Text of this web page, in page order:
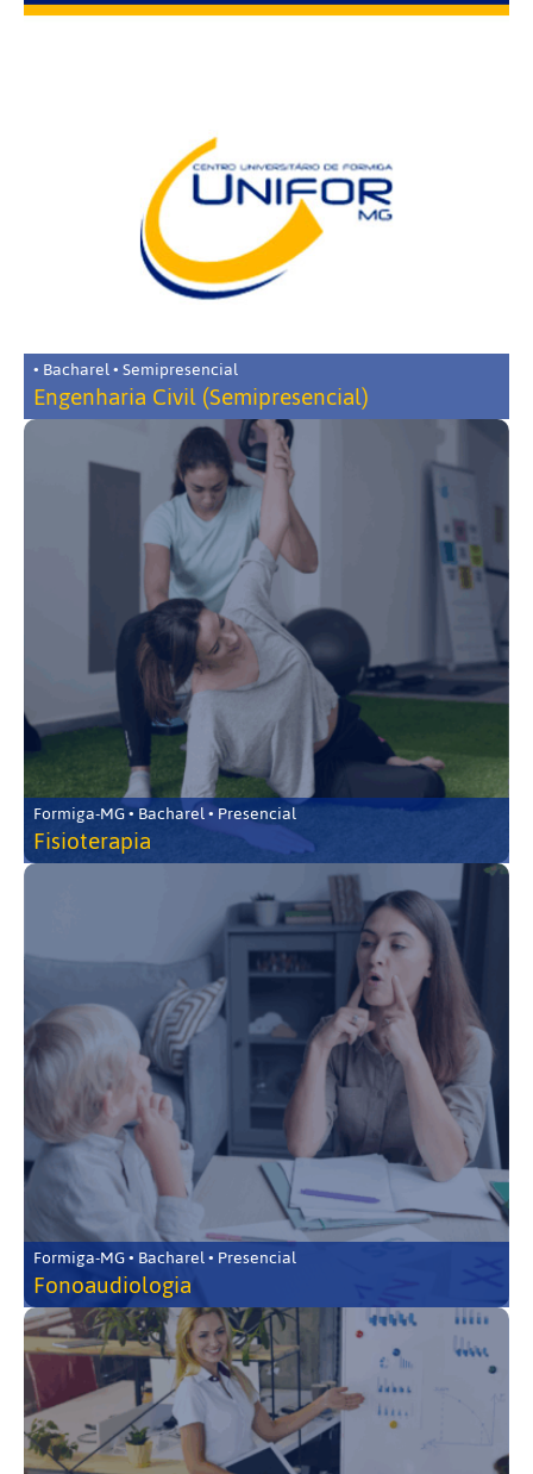
• Bacharel • Semipresencial
Engenharia Civil (Semipresencial)
Formiga-MG • Bacharel • Presencial
Fisioterapia
Formiga-MG • Bacharel • Presencial
Fonoaudiologia